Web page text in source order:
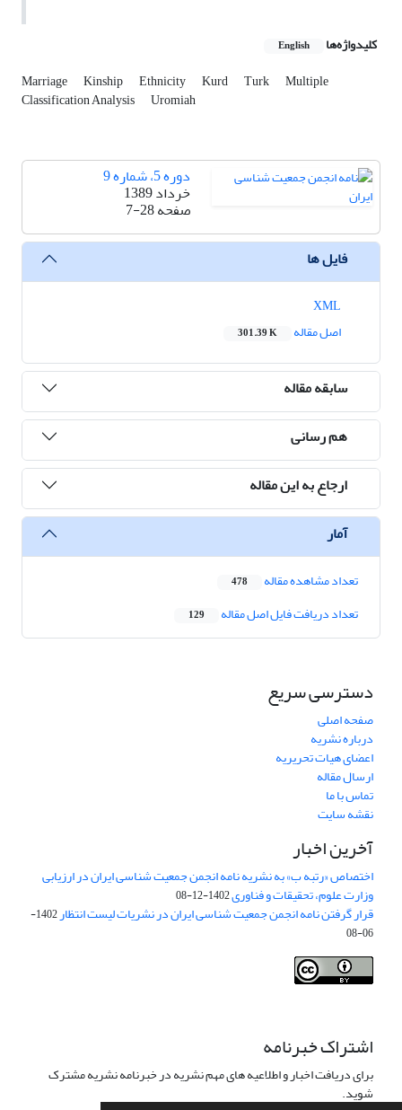
کلیدواژه‌ها English
Marriage Kinship Ethnicity Kurd Turk Multiple
Classification Analysis Uromiah
دوره 5، شماره 9
خرداد 1389
صفحه7-28
فایل ها
اصل مقاله
301.39 K
سابقه مقاله
هم رسانی
ارجاع به این مقاله
آمار
تعداد مشاهده مقاله 478
تعداد دریافت فایل اصل مقاله 129
دسترسی سریع
صفحه اصلی
درباره نشریه
اعضای هیات تحریریه
ارسال مقاله
تماس با ما
نقشه سایت
آخرین اخبار
اختصاص «رتبه ب» به نشریه نامه انجمن جمعیت شناسی ایران در ارزیابی
وزارت علوم، تحقیقات و فناوری1402-12-08
قرار گرفتن نامه انجمن جمعیت شناسی ایران در نشریات لیست انتظار
1402-
06-08
اشتراک خبرنامه
برای دریافت اخبار و اطلاعیه های مهم نشریه در خبرنامه نشریه مشترک
شوید.